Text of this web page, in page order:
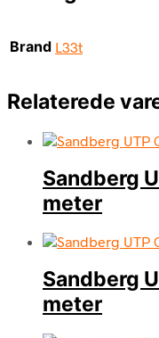
Brand L33t
Relaterede
Sandberg
meter
Sandberg
meter